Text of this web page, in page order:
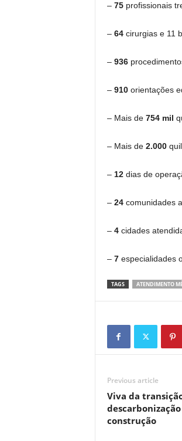
– 75profissionais
– 64cirurgias e 11
– 936
– 910 orientações
– Mais de 754 mil
– Mais de 2.000
– 12dias de
– 24comunidades
– 4cidades
– 7especialidades
TAGS ATENDIMENTO
Previous article
Viva da
construção